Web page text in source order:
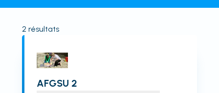
2 résultats
AFGSU 2